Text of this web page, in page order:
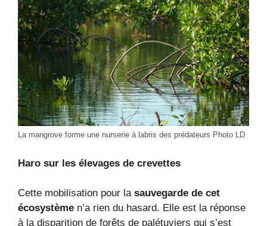
La mangrove forme une nurserie à labris des prédateurs Photo LD
Haro sur les élevages de crevettes
Cette mobilisation pour la sauvegarde de cet
écosystème n’a rien du hasard. Elle est la réponse
à la disparition de forêts de palétuviers qui s’est